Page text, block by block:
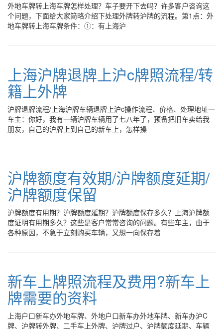
外地车牌转上海车牌怎样处理？车子要开下去吗？许多客户咨询这
个问题，下面给大家简略介绍下处理外牌转沪牌的流程。第1点：外
地车牌转上海车牌条件：①：有上海沪
上海沪牌退牌上沪c牌照流程/转
籍上外牌
沪牌退牌流程/上海沪牌车辆退牌上沪c操作流程、价格、处理地址一
车主：你好，我有一辆沪牌车辆用了七八年了，预备把旧车卖给我
朋友，自己的沪牌上到自己的新车上，怎样操
沪牌额度有效期/沪牌额度延期/
沪牌额度保留
沪牌额度有用期？沪牌额度延期？沪牌额度保存多久？上海沪牌额
度证明有用期多久？这些是客户常常咨询的问题。有些车主，由于
各种原因，不急于立刻购买车辆，又想一向保存着
新车上牌照流程及费用?新车上
牌需要的资料
上海户口新车办外地车牌、外地户口新车办外地车牌、新车办沪C
牌、沪牌转外牌、二手车上外牌、沪牌过户、沪牌额度延期、车辆